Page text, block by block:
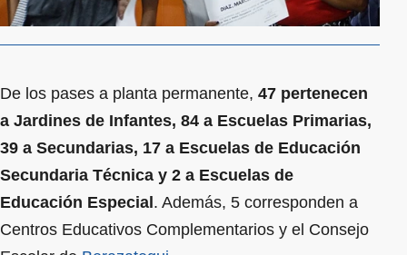
De los pases a planta permanente, 47 pertenecen
a Jardines de Infantes, 84 a Escuelas Primarias,
39 a Secundarias, 17 a Escuelas de Educación
Secundaria Técnica y 2 a Escuelas de
Educación Especial . Además, 5 corresponden a
Centros Educativos Complementarios y el Consejo